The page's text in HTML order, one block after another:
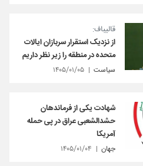
قالیباف:
از نزدیک استقرار سربازان ایالات
متحده در منطقه را زیر نظر داریم
سیاست ۱۴۰۵/۰۱/۰۵
شهادت یکی از فرماندهان
حشدالشعبی عراق در پی حمله
آمریکا
جهان ۱۴۰۵/۰۱/۰۴